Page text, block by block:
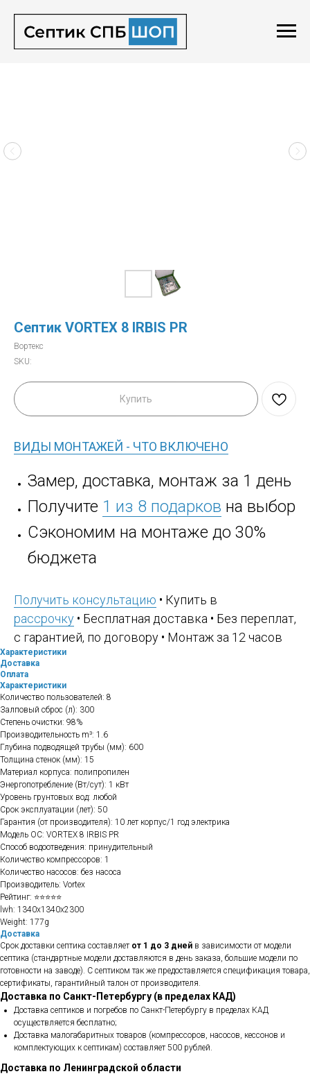
Септик VORTEX 8 IRBIS PR
Вортекс
SKU:
Купить
ВИДЫ МОНТАЖЕЙ - ЧТО ВКЛЮЧЕНО
Замер, доставка, монтаж за 1 день
Получите 1 из 8 подарков на выбор
Сэкономим на монтаже до 30%
бюджета
Получить консультацию • Купить в
рассрочку • Бесплатная доставка • Без переплат,
с гарантией, по договору • Монтаж за 12 часов
Характеристики
Доставка
Оплата
Характеристики
Количество пользователей: 8
Залповый сброс (л): 300
Степень очистки: 98%
Производительность m³: 1.6
Глубина подводящей трубы (мм): 600
Толщина стенок (мм): 15
Материал корпуса: полипропилен
Энергопотребление (Вт/сут): 1 кВт
Уровень грунтовых вод: любой
Срок эксплуатации (лет): 50
Гарантия (от производителя): 10 лет корпус/1 год электрика
Модель ОС: VORTEX 8 IRBIS PR
Способ водоотведения: принудительный
Количество компрессоров: 1
Количество насосов: без насоса
Производитель: Vortex
Рейтинг: ⭐⭐⭐⭐⭐
lwh: 1340x1340x2300
Weight: 177g
Доставка
Срок доставки септика составляет от 1 до 3 дней в зависимости от модели
септика (стандартные модели доставляются в день заказа, большие модели по
готовности на заводе). С септиком так же предоставляется спецификация товара,
сертификаты, гарантийный талон от производителя.
Доставка по Санкт-Петербургу (в пределах КАД)
Доставка септиков и погребов по Санкт-Петербургу в пределах КАД
осуществляется бесплатно;
Доставка малогабаритных товаров (компрессоров, насосов, кессонов и
комплектующих к септикам) составляет 500 рублей.
Доставка по Ленинградской области